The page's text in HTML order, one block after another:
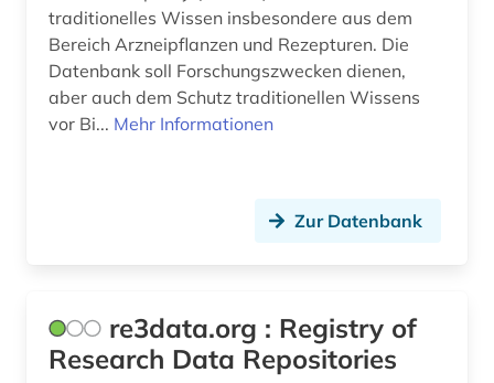
physikalische chemie (1)
physiotherapie (1)
phytomedizin (medizin) (1)
produktsicherheit (1)
protein science (1)
traditionelles Wissen insbesondere aus dem
Bereich Arzneipflanzen und Rezepturen. Die
Datenbank soll Forschungszwecken dienen,
aber auch dem Schutz traditionellen Wissens
vor Bi... Mehr Informationen
Zur Datenbank
re3data.org : Registry of
Research Data Repositories